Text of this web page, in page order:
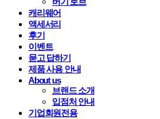
캐리웨어
액세서리
후기
이벤트
묻고 답하기
제품 사용 안내
About us
브랜드 소개
입점처 안내
기업회원전용